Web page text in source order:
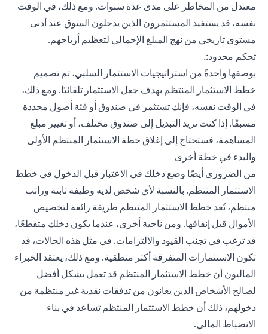
معتدل من المخاطر على مدى عدة سنوات. ومع ذلك، في الوقت
نفسه، قد يستفيد المستثمرون الذين يدخلون السوق عند أدنى
مستوى تاريخي من نهج المبلغ الإجمالي لتعظيم أرباحهم.
تحكم محدود:.
بوصفها واحدةً من استراتيجيات الاستثمار السلبي، تم تصميم
خطط الاستثمار المنتظم بهدف جعل الاستثمار تلقائيًا. ومع ذلك،
في الوقت نفسه، فإنك تستثمر في صندوق أو فئة أصول محددة
مسبقًا. إذا كنت تريد التبديل إلى صندوق مختلف، أو تغيير مبلغ
المساهمة، فستحتاج إلى إغلاق خطة الاستثمار المنتظم الأولى
والبدء في خطة أخرى
من الضروري أيضًا وضع دخلك في الاعتبار قبل الدخول في خطط
الاستثمار المنتظم. بالنسبة لأي شخص لديه وظيفة ثابتة وراتب
منتظم، تُعد خطط الاستثمار المنتظم طريقة رائعة لتخصيص
الأموال قبل إنفاقها. ومن ناحية أخرى، عندما يكون دخلك متقطعًا،
قد ترغب في تجنب القيود والالتزامات. في مثل هذه الحالات، قد
تكون الاستثمارات المتفرقة أكثر منطقية. ومع ذلك، يعتقد الخبراء
الماليون أن خطط الاستثمار المنتظم قد تعمل بشكل أفضل
لصالح الأشخاص الذين يعانون من تدفقات نقدية غير منتظمة من
دخولهم، ذلك أن خطط الاستثمار المنتظم تساعد في بناء
الانضباط المالي.